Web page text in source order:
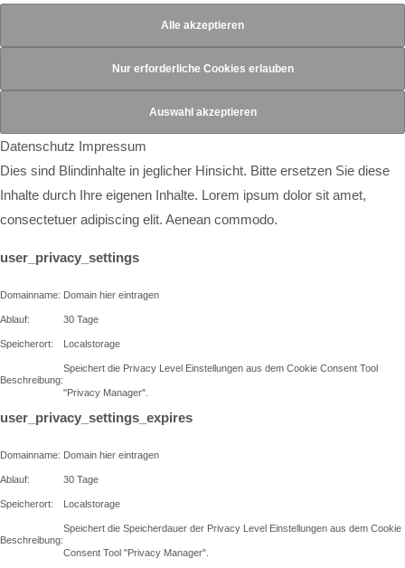
Datenschutz Impressum
Dies sind Blindinhalte in jeglicher Hinsicht. Bitte ersetzen Sie diese
Inhalte durch Ihre eigenen Inhalte. Lorem ipsum dolor sit amet,
consectetuer adipiscing elit. Aenean commodo.
user_privacy_settings
Domainname: Domain hier eintragen
Ablauf: 30 Tage
Speicherort: Localstorage
Beschreibung:
Speichert die Privacy Level Einstellungen aus dem Cookie Consent Tool
"Privacy Manager".
user_privacy_settings_expires
Domainname: Domain hier eintragen
Ablauf: 30 Tage
Speicherort: Localstorage
Beschreibung:
Speichert die Speicherdauer der Privacy Level Einstellungen aus dem Cookie
Consent Tool "Privacy Manager".